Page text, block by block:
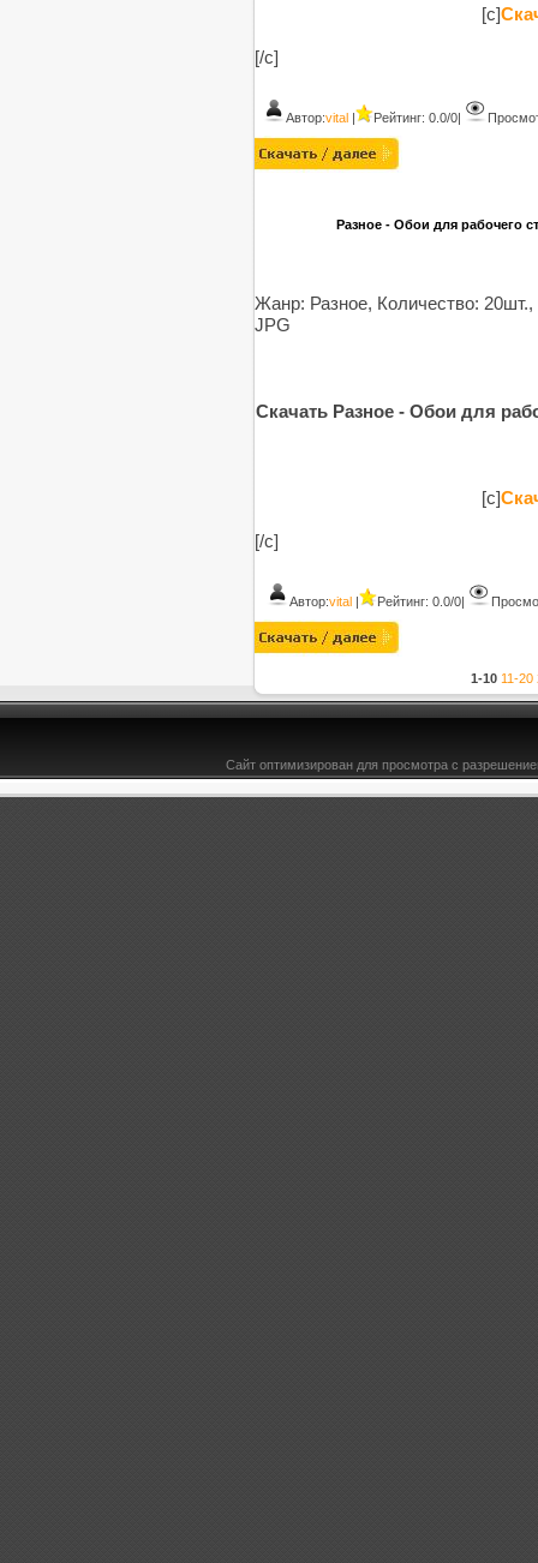
[c]
[/c]
Автор:vital | Рейтинг: 0.0/0|
Разное - Обои для рабочего
Жанр: Разное, Количество:
JPG
Скачать Разное - Обои для
[c]
[/c]
Автор:vital | Рейтинг: 0.0/0|
1-10 11-20
Сайт оптимизирован для просмотра с